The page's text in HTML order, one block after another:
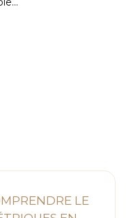
LE